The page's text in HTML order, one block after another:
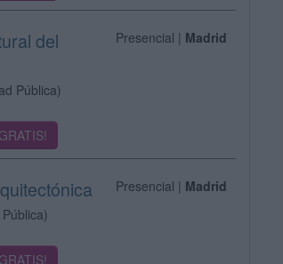
Presencial | Madrid
del
Pública)
Presencial | Madrid